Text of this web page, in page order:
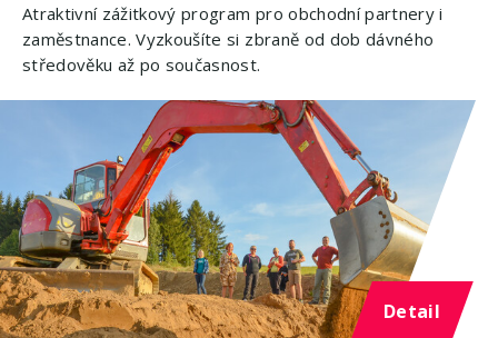
Atraktivní zážitkový program pro obchodní partnery i
zaměstnance. Vyzkoušíte si zbraně od dob dávného
středověku až po současnost.
Detail